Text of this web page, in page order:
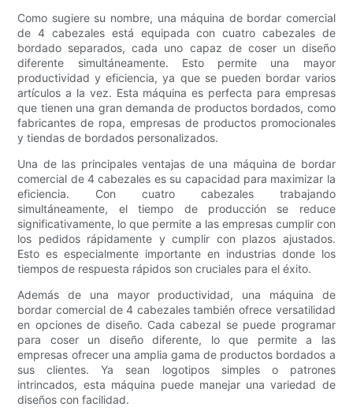
Como sugiere su nombre, una máquina de bordar comercial
de 4 cabezales está equipada con cuatro cabezales de
bordado separados, cada uno capaz de coser un diseño
diferente simultáneamente. Esto permite una mayor
productividad y eficiencia, ya que se pueden bordar varios
artículos a la vez. Esta máquina es perfecta para empresas
que tienen una gran demanda de productos bordados, como
fabricantes de ropa, empresas de productos promocionales
y tiendas de bordados personalizados.
Una de las principales ventajas de una máquina de bordar
comercial de 4 cabezales es su capacidad para maximizar la
eficiencia. Con cuatro cabezales trabajando
simultáneamente, el tiempo de producción se reduce
significativamente, lo que permite a las empresas cumplir con
los pedidos rápidamente y cumplir con plazos ajustados.
Esto es especialmente importante en industrias donde los
tiempos de respuesta rápidos son cruciales para el éxito.
Además de una mayor productividad, una máquina de
bordar comercial de 4 cabezales también ofrece versatilidad
en opciones de diseño. Cada cabezal se puede programar
para coser un diseño diferente, lo que permite a las
empresas ofrecer una amplia gama de productos bordados a
sus clientes. Ya sean logotipos simples o patrones
intrincados, esta máquina puede manejar una variedad de
diseños con facilidad.